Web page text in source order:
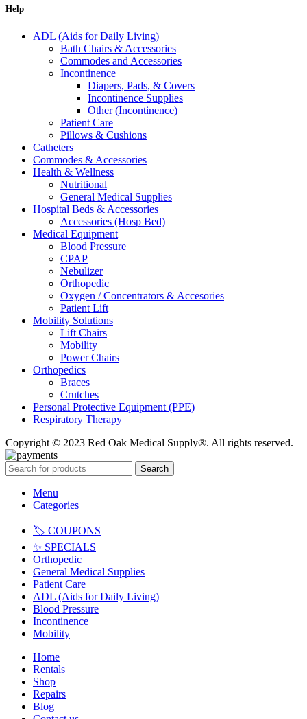
Help
ADL (Aids for Daily Living)
Bath Chairs & Accessories
Commodes and Accessories
Incontinence
Diapers, Pads, & Covers
Incontinence Supplies
Other (Incontinence)
Patient Care
Pillows & Cushions
Catheters
Commodes & Accessories
Health & Wellness
Nutritional
General Medical Supplies
Hospital Beds & Accessories
Accessories (Hosp Bed)
Medical Equipment
Blood Pressure
CPAP
Nebulizer
Orthopedic
Oxygen / Concentrators & Accesories
Patient Lift
Mobility Solutions
Lift Chairs
Mobility
Power Chairs
Orthopedics
Braces
Crutches
Personal Protective Equipment (PPE)
Respiratory Therapy
Copyright © 2023 Red Oak Medical Supply®. All rights reserved.
Search
Menu
Categories
🏷️ COUPONS
✨ SPECIALS
Orthopedic
General Medical Supplies
Patient Care
ADL (Aids for Daily Living)
Blood Pressure
Incontinence
Mobility
Home
Rentals
Shop
Repairs
Blog